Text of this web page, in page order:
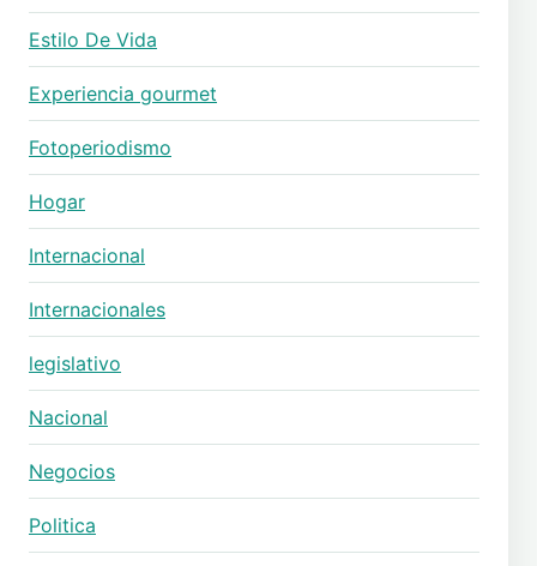
Estilo De Vida
Experiencia gourmet
Fotoperiodismo
Hogar
Internacional
Internacionales
legislativo
Nacional
Negocios
Politica